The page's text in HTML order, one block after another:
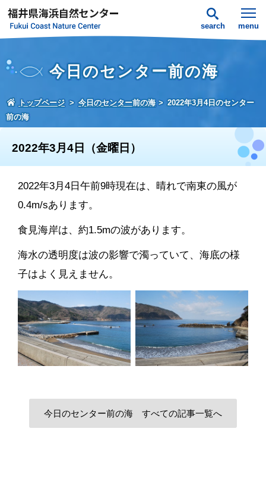
search menu
今日のセンター前の海
トップページ 今日のセンター前の海
2022年3月4日のセンター
前の海
2022年3月4日（金曜日）
2022年3月4日午前9時現在は、晴れで南東の風が
0.4m/sあります。
食見海岸は、約1.5mの波があります。
海水の透明度は波の影響で濁っていて、海底の様
子はよく見えません。
今日のセンター前の海 すべての記事一覧へ